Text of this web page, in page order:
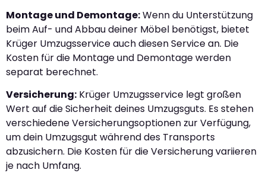
Montage und Demontage:Wenn du Unterstützung
beim Auf- und Abbau deiner Möbel benötigst, bietet
Krüger Umzugsservice auch diesen Service an. Die
Kosten für die Montage und Demontage werden
separat berechnet.
Versicherung: Krüger Umzugsservice legt großen
Wert auf die Sicherheit deines Umzugsguts. Es stehen
verschiedene Versicherungsoptionen zur Verfügung,
um dein Umzugsgut während des Transports
abzusichern. Die Kosten für die Versicherung variieren
je nach Umfang.